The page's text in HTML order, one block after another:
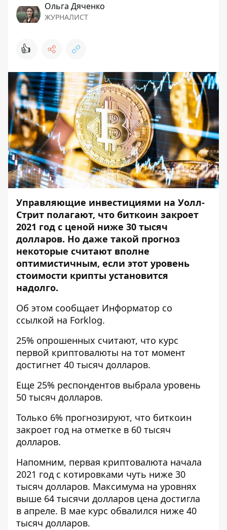
Ольга Дяченко
ЖУРНАЛИСТ
👍
Управляющие инвестициями на Уолл-
Стрит полагают, что биткоин закроет
2021 год с ценой ниже 30 тысяч
долларов. Но даже такой прогноз
некоторые считают вполне
оптимистичным, если этот уровень
стоимости крипты установится
надолго.
Об этом сообщает Информатор со
ссылкой на Forklog.
25% опрошенных считают, что курс
первой криптовалюты на тот момент
достигнет 40 тысяч долларов.
Еще 25% респондентов выбрала уровень
50 тысяч долларов.
Только 6% прогнозируют, что биткоин
закроет год на отметке в 60 тысяч
долларов.
Напомним, первая криптовалюта начала
2021 год с котировками чуть ниже 30
тысяч долларов. Максимума на уровнях
выше 64 тысячи долларов цена достигла
в апреле. В мае курс обвалился ниже 40
тысяч долларов.